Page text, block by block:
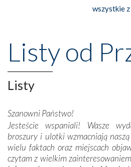
Nasze pielgrzymkowe
wznoszono na chwałę Bożą, na
Opatrznościową pomoc
niepodległość kraju. Zachwyt
misterna architektura tych
wspaniałe zdobienia,
budowniczych.
Podążyliśmy też śladami
dos Santos oraz świętych
Modliliśmy się przy ich
wszystkie
Listy od
Listy
Szanowni Państwo!
Jesteście wspaniali! Wasze
broszury i ulotki wzmacniają
wielu faktach oraz miejscach
czytam z wielkim